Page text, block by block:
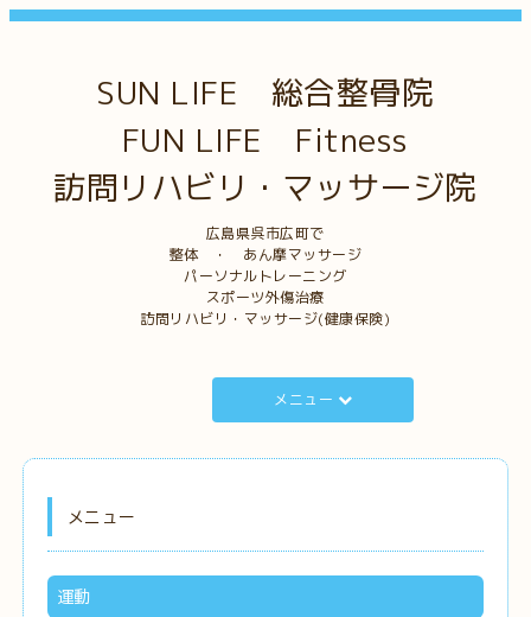
SUN LIFE 総合整骨院
FUN LIFE Fitness
訪問リハビリ・マッサージ院
広島県呉市広町で
整体 ・ あん摩マッサージ
パーソナルトレーニング
スポーツ外傷治療
訪問リハビリ・マッサージ(健康保険)
メニュー
メニュー
運動